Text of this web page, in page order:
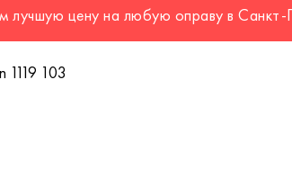
лучшую цену на любую оправу в Санкт-
1119 103